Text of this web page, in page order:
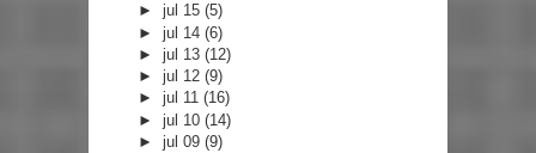
►jul 15(5)
►jul 14(6)
►jul 13(12)
►jul 12(9)
►jul 11(16)
►jul 10(14)
►jul 09(9)